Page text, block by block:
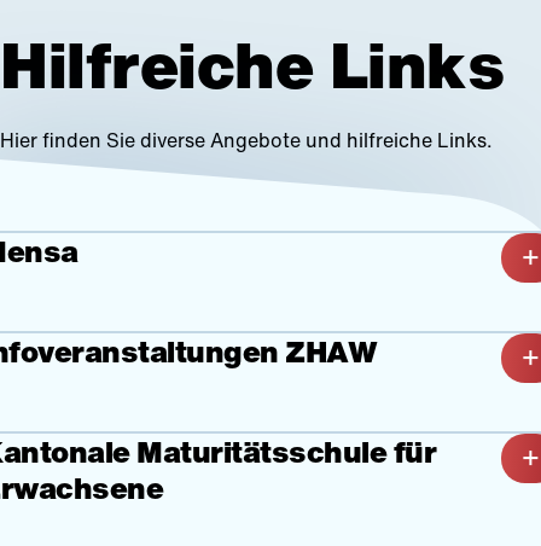
Hilfreiche Links
Hier finden Sie diverse Angebote und hilfreiche Links.
ZHAW
Zürcher Hochschule für angewandte Wissenschaften
immer wieder spannende Einblicke in ihre
Maturitätsschule für
Top Themen
Anlässe